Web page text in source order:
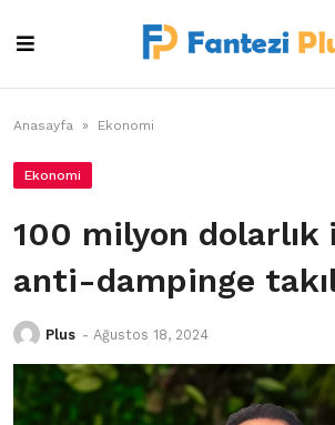
content
Anasayfa » Ekonomi
Ekonomi
100 milyon dolarlık
anti-dampinge
Plus - Ağustos 18, 2024